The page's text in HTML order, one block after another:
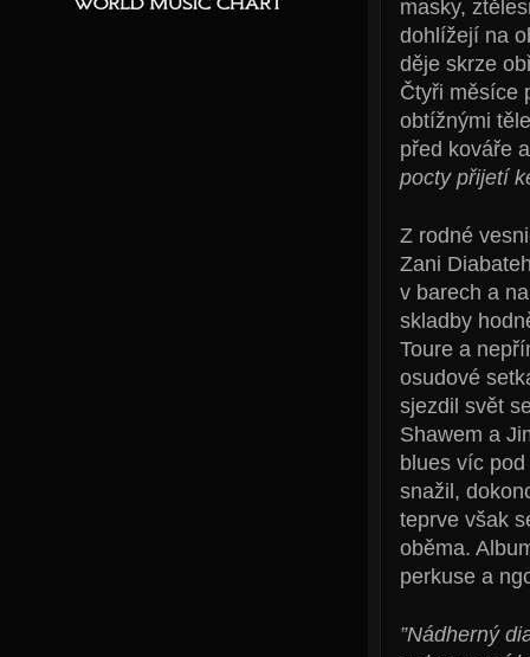
masky,
dohlížejí na
děje skrze
Čtyři měsíce
obtížnými
před kováře
pocty přijetí
Z rodné
Zani
v barech a
skladby
Toure a
osudové
sjezdil svět
Shawem a
blues víc
snažil,
teprve však
oběma.
perkuse a
”Nádherný